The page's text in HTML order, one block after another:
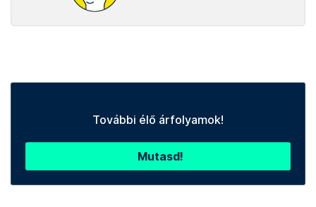
További élő árfolyamok!
Mutasd!